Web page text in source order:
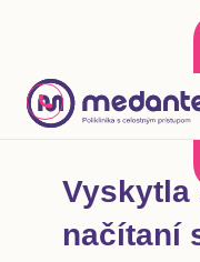
Klientske centrum
+421 2 20 302 303
Vyskytla
načítaní